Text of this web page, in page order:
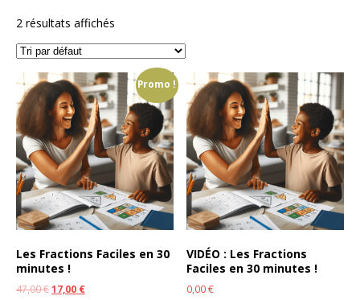
2 résultats affichés
Promo !
Les Fractions Faciles en 30
minutes !
47,00€17,00 €
VIDÉO : Les Fractions
Faciles en 30 minutes !
0,00€